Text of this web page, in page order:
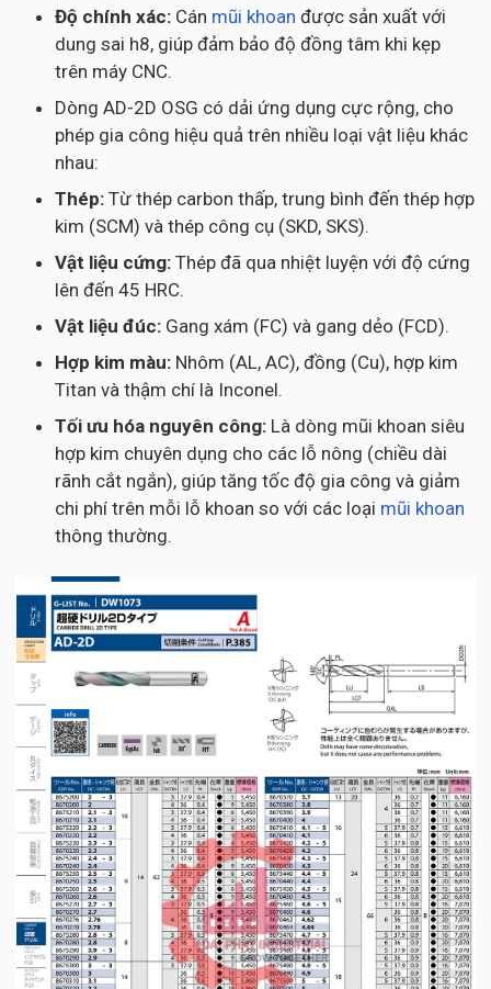
Độ chính xác: Cán mũi khoan được sản xuất với
dung sai h8, giúp đảm bảo độ đồng tâm khi kẹp
trên máy CNC.
Dòng AD-2D OSG có dải ứng dụng cực rộng, cho
phép gia công hiệu quả trên nhiều loại vật liệu khác
nhau:
Thép: Từ thép carbon thấp, trung bình đến thép hợp
kim (SCM) và thép công cụ (SKD, SKS).
Vật liệu cứng: Thép đã qua nhiệt luyện với độ cứng
lên đến 45 HRC.
Vật liệu đúc: Gang xám (FC) và gang dẻo (FCD).
Hợp kim màu: Nhôm (AL, AC), đồng (Cu), hợp kim
Titan và thậm chí là Inconel.
Tối ưu hóa nguyên công: Là dòng mũi khoan siêu
hợp kim chuyên dụng cho các lỗ nông (chiều dài
rãnh cắt ngắn), giúp tăng tốc độ gia công và giảm
chi phí trên mỗi lỗ khoan so với các loại mũi khoan
thông thường.